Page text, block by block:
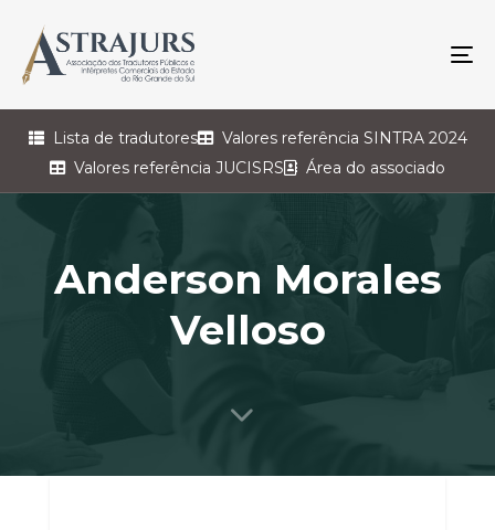
Lista de tradutores
Valores referência SINTRA 2024
Valores referência JUCISRS
Área do associado
Anderson Morales
Velloso